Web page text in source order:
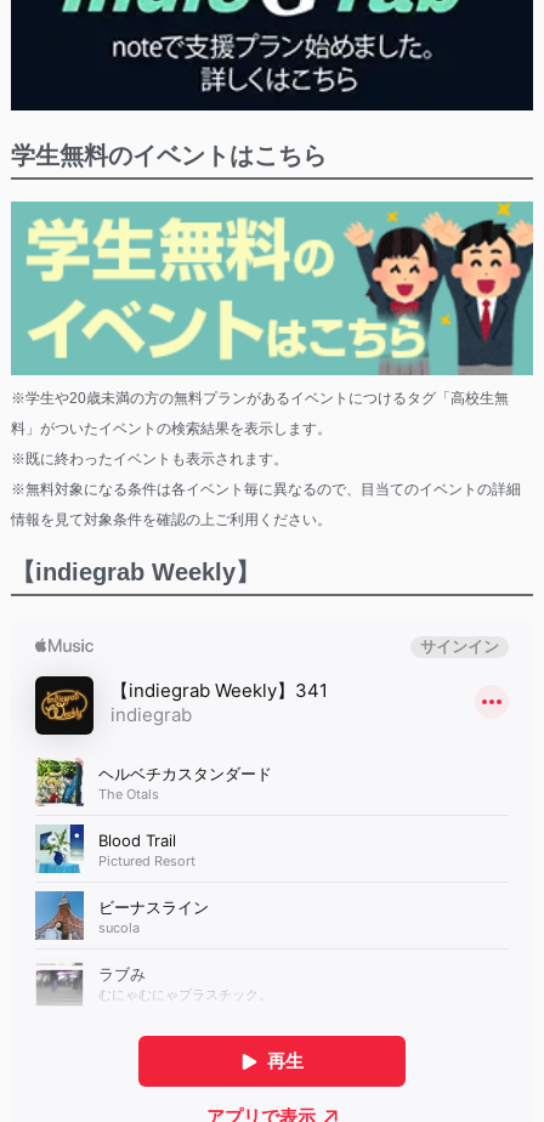
学生無料のイベントはこちら
※学生や20歳未満の方の無料プランがあるイベントにつけるタグ「高校生無
料」がついたイベントの検索結果を表示します。
※既に終わったイベントも表示されます。
※無料対象になる条件は各イベント毎に異なるので、目当てのイベントの詳細
情報を見て対象条件を確認の上ご利用ください。
【indiegrab Weekly】